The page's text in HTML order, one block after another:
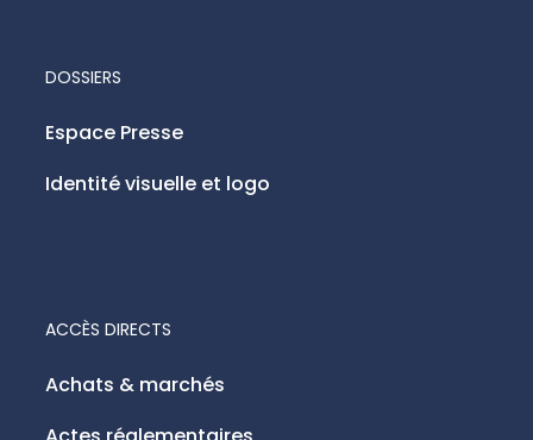
ACCÈS DIRECTS
Achats & marchés
DOSSIERS
Espace Presse
Identité visuelle et logo